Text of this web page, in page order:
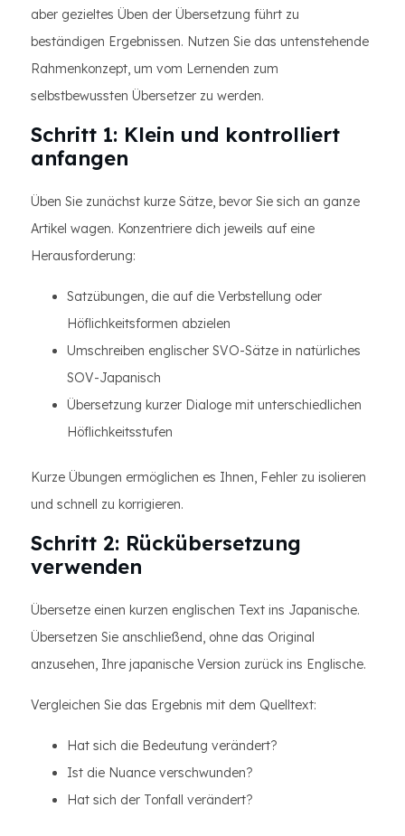
aber gezieltes Üben der Übersetzung führt zu
beständigen Ergebnissen. Nutzen Sie das untenstehende
Rahmenkonzept, um vom Lernenden zum
selbstbewussten Übersetzer zu werden.
Schritt 1: Klein und kontrolliert
anfangen
Üben Sie zunächst kurze Sätze, bevor Sie sich an ganze
Artikel wagen. Konzentriere dich jeweils auf eine
Herausforderung:
Satzübungen, die auf die Verbstellung oder
Höflichkeitsformen abzielen
Umschreiben englischer SVO-Sätze in natürliches
SOV-Japanisch
Übersetzung kurzer Dialoge mit unterschiedlichen
Höflichkeitsstufen
Kurze Übungen ermöglichen es Ihnen, Fehler zu isolieren
und schnell zu korrigieren.
Schritt 2: Rückübersetzung
verwenden
Übersetze einen kurzen englischen Text ins Japanische.
Übersetzen Sie anschließend, ohne das Original
anzusehen, Ihre japanische Version zurück ins Englische.
Vergleichen Sie das Ergebnis mit dem Quelltext:
Hat sich die Bedeutung verändert?
Ist die Nuance verschwunden?
Hat sich der Tonfall verändert?